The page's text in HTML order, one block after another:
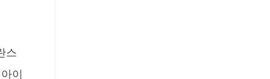
스
이